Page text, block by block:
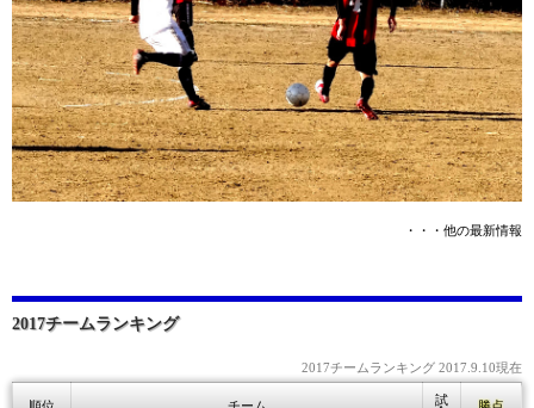
・・・他の最新情報
2017チームランキング
2017チームランキング 2017.9.10現在
試